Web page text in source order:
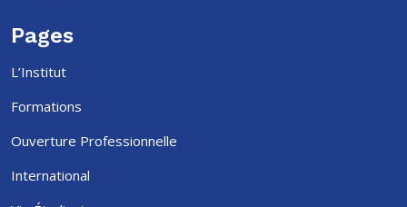
Pages
L’Institut
Formations
Ouverture Professionnelle
International